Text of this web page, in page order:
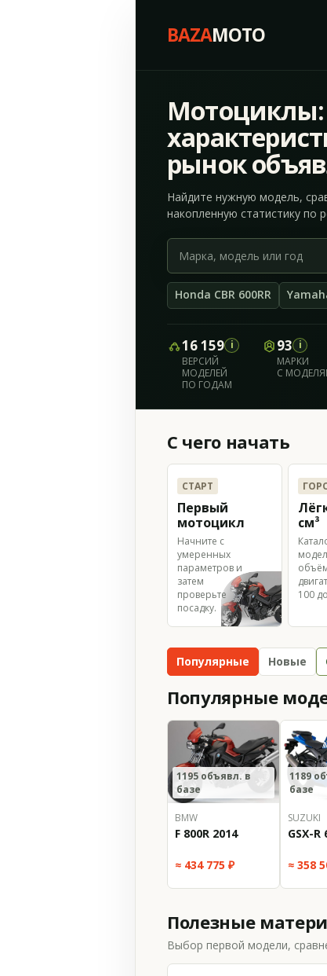
BAZAMOTO
Мотоциклы:
рынок
Найдите нужную модель,
накопленную статистику по
Марка,
модель
или
год
Honda CBR 600RR
16 159 i
ВЕРСИЙ
МОДЕЛЕЙ
ПО ГОДАМ
93 i
МАРКИ
С
С чего начать
СТАРТ
Первый
мотоцикл
Начните с
умеренных
параметров и
затем
проверьте
посадку.
см³
100
Популярные Новые
Популярные
1195 объявл. в
базе
BMW
F 800R 2014
≈ 434 775 ₽
1189
базе
SUZUKI
GSX-R
≈ 358
Полезные
Выбор первой модели,